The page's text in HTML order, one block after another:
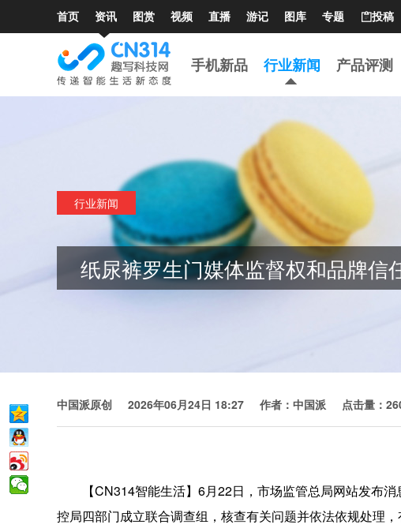
首页 资讯 图赏 视频 直播 游记 图库 专题 投稿
手机新品 行业新闻 产品评测
行业新闻
纸尿裤罗生门媒体监督权和品牌信
中国派原创 2026年06月24日 18:27 作者：中国派 点击量：
【CN314智能生活】6月22日，市场监管总局网站发布
控局四部门成立联合调查组，核查有关问题并依法依规处理，